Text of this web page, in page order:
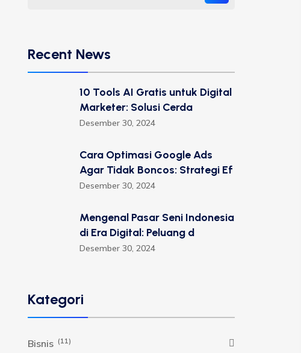
Recent News
10 Tools AI Gratis untuk Digital
Marketer: Solusi Cerda
Desember 30, 2024
Cara Optimasi Google Ads
Agar Tidak Boncos: Strategi Ef
Desember 30, 2024
Mengenal Pasar Seni Indonesia
di Era Digital: Peluang d
Desember 30, 2024
Kategori
Bisnis (11)